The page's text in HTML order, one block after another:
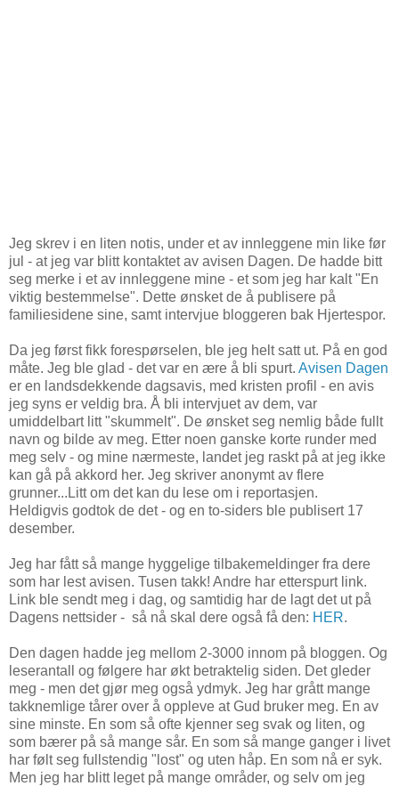
Jeg skrev i en liten notis, under et av innleggene min like før
jul - at jeg var blitt kontaktet av avisen Dagen. De hadde bitt
seg merke i et av innleggene mine - et som jeg har kalt "En
viktig bestemmelse". Dette ønsket de å publisere på
familiesidene sine, samt intervjue bloggeren bak Hjertespor.
Da jeg først fikk forespørselen, ble jeg helt satt ut. På en god
måte. Jeg ble glad - det var en ære å bli spurt. Avisen Dagen
er en landsdekkende dagsavis, med kristen profil - en avis
jeg syns er veldig bra. Å bli intervjuet av dem, var
umiddelbart litt "skummelt". De ønsket seg nemlig både fullt
navn og bilde av meg. Etter noen ganske korte runder med
meg selv - og mine nærmeste, landet jeg raskt på at jeg ikke
kan gå på akkord her. Jeg skriver anonymt av flere
grunner...Litt om det kan du lese om i reportasjen.
Heldigvis godtok de det - og en to-siders ble publisert 17
desember.
Jeg har fått så mange hyggelige tilbakemeldinger fra dere
som har lest avisen. Tusen takk! Andre har etterspurt link.
Link ble sendt meg i dag, og samtidig har de lagt det ut på
Dagens nettsider - så nå skal dere også få den: HER.
Den dagen hadde jeg mellom 2-3000 innom på bloggen. Og
leserantall og følgere har økt betraktelig siden. Det gleder
meg - men det gjør meg også ydmyk. Jeg har grått mange
takknemlige tårer over å oppleve at Gud bruker meg. En av
sine minste. En som så ofte kjenner seg svak og liten, og
som bærer på så mange sår. En som så mange ganger i livet
har følt seg fullstendig "lost" og uten håp. En som nå er syk.
Men jeg har blitt leget på mange områder, og selv om jeg